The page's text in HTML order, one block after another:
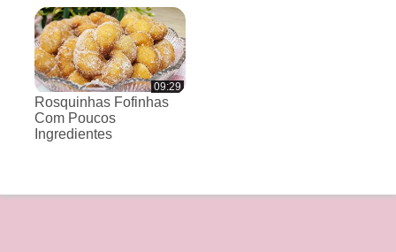
09:29
Rosquinhas Fofinhas
Com Poucos
Ingredientes